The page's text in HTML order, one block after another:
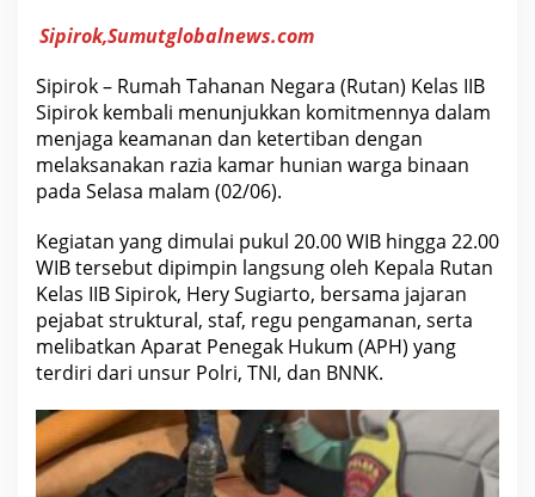
K
A
A
R
H
U
N
I
A
N
W
U
J
U
D
K
O
M
I
M
N
Sipirok,Sumutglobalnews.com
Sipirok – Rumah Tahanan Negara (Rutan) Kelas IIB
Sipirok kembali menunjukkan komitmennya dalam
menjaga keamanan dan ketertiban dengan
melaksanakan razia kamar hunian warga binaan
pada Selasa malam (02/06).
Kegiatan yang dimulai pukul 20.00 WIB hingga 22.00
WIB tersebut dipimpin langsung oleh Kepala Rutan
Kelas IIB Sipirok, Hery Sugiarto, bersama jajaran
pejabat struktural, staf, regu pengamanan, serta
melibatkan Aparat Penegak Hukum (APH) yang
terdiri dari unsur Polri, TNI, dan BNNK.